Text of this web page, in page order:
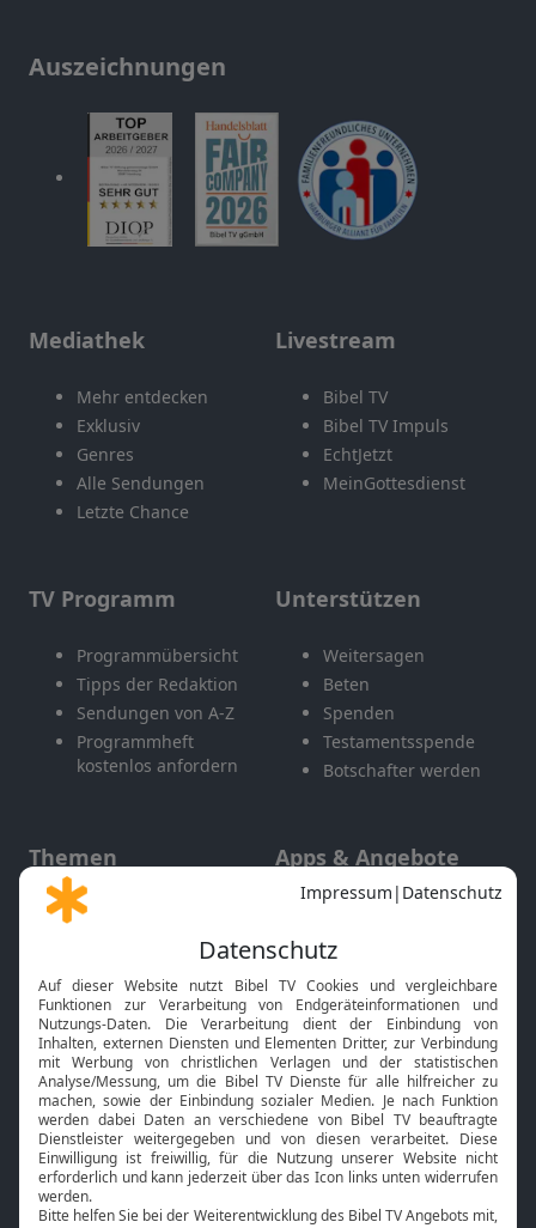
Auszeichnungen
Mediathek
Mehr entdecken
Exklusiv
Genres
Alle Sendungen
Letzte Chance
Livestream
Bibel TV
Bibel TV Impuls
EchtJetzt
MeinGottesdienst
TV Programm
Programmübersicht
Tipps der Redaktion
Sendungen von A-Z
Programmheft
kostenlos anfordern
Unterstützen
Weitersagen
Beten
Spenden
Testamentsspende
Botschafter werden
Themen
Gott und Bibel erklärt
Neuigkeiten
Apps & Angebote
Mobile App
Smart TV
HbbTV
Bibelthek Online-Bibel
Nächster Gottesdienst
Bibel TV Service